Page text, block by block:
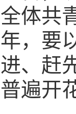
体共
，要
、赶
遍开